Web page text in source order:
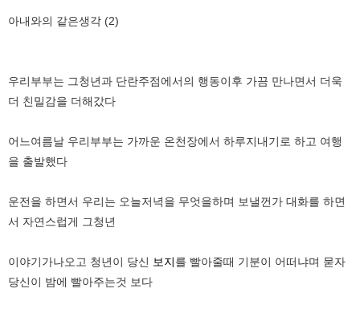
아내와의 같은생각 (2)
우리부부는 그청년과 단란주점에서의 행동이후 가끔 만나면서 더욱
더 친밀감을 더해갔다
어느여름날 우리부부는 가까운 온천장에서 하루지내기로 하고 여행
을 출발했다
운전을 하면서 우리는 오늘저녁을 무엇을하며 보낼껀가 대화를 하면
서 자연스럽게 그청년
이야기가나오고 청년이 당신 보지를 빨아줄때 기분이 어떠냐며 묻자
당신이 밤에 빨아주는것 보다